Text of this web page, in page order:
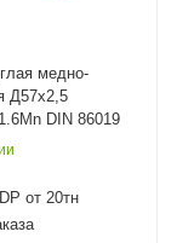
медно-
Д57х2,5
DIN 86019
от 20тн